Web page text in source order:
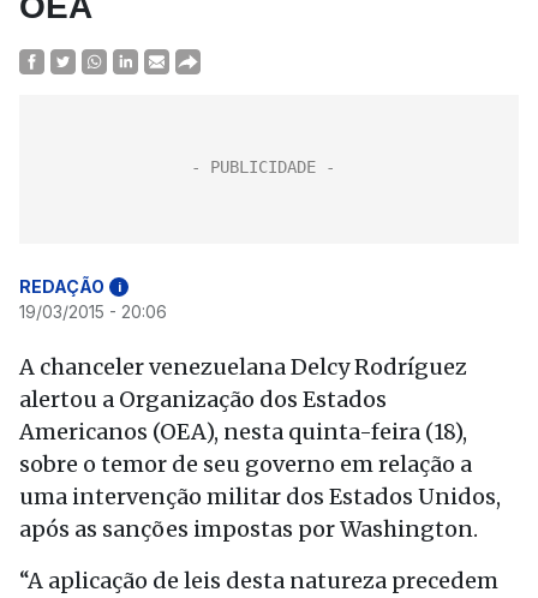
REDAÇÃO i
19/03/2015 - 20:06
A chanceler venezuelana Delcy Rodríguez
alertou a Organização dos Estados
Americanos (OEA), nesta quinta-feira (18),
sobre o temor de seu governo em relação a
uma intervenção militar dos Estados Unidos,
após as sanções impostas por Washington.
“A aplicação de leis desta natureza precedem